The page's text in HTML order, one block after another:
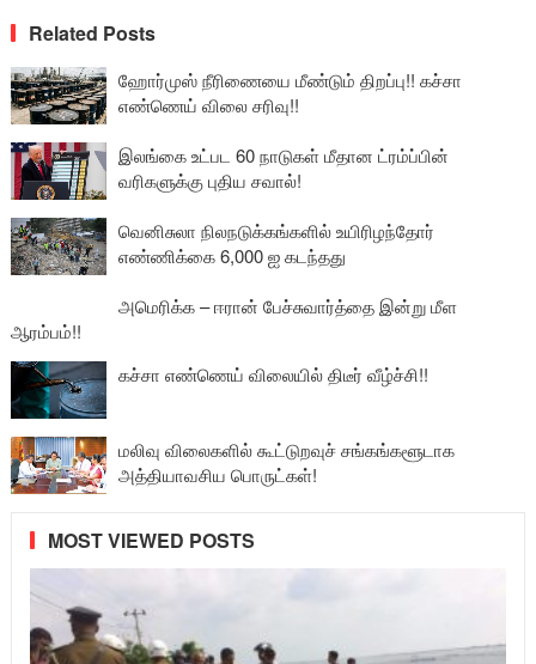
Related Posts
ஹோர்முஸ் நீரிணையை மீண்டும் திறப்பு!! கச்சா
எண்ணெய் விலை சரிவு!!
இலங்கை உட்பட 60 நாடுகள் மீதான ட்ரம்ப்பின்
வரிகளுக்கு புதிய சவால்!
வெனிசுலா நிலநடுக்கங்களில் உயிரிழந்தோர்
எண்ணிக்கை 6,000 ஐ கடந்தது
அமெரிக்க – ஈரான் பேச்சுவார்த்தை இன்று மீள
ஆரம்பம்!!
கச்சா எண்ணெய் விலையில் திடீர் வீழ்ச்சி!!
மலிவு விலைகளில் கூட்டுறவுச் சங்கங்களூடாக
அத்தியாவசிய பொருட்கள்!
MOST VIEWED POSTS